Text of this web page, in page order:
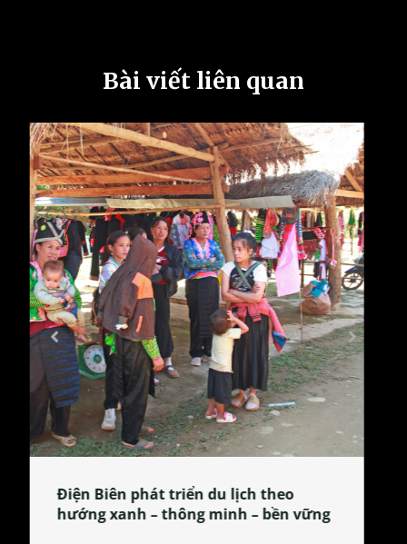
Bài viết liên quan
Làng làm bánh tẻ Phú Nhi – nơi lan
tỏa đặc sản xứ Đoài